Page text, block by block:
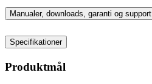
Manualer, downloads, garanti og support
Specifikationer
Produktmål